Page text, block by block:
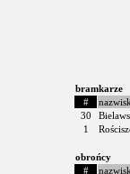
bramkarze
#
30
1
obrońcy
#